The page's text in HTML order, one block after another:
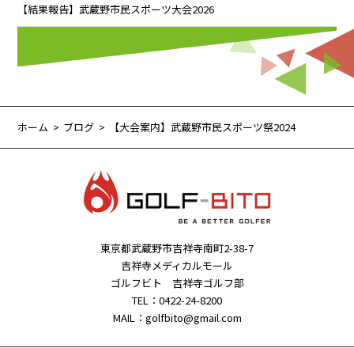
【結果報告】武蔵野市民スポーツ大会2026
ホーム ブログ 【大会案内】武蔵野市民スポーツ祭2024
東京都武蔵野市吉祥寺南町2-38-7
吉祥寺メディカルモール
ゴルフビト 吉祥寺ゴルフ部
TEL：0422-24-8200
MAIL：golfbito@gmail.com